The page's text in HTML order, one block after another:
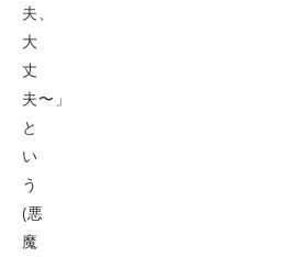
夫、
大
丈
夫〜」
と
い
う
(悪
魔